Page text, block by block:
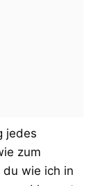
jedes
zum
wie ich in